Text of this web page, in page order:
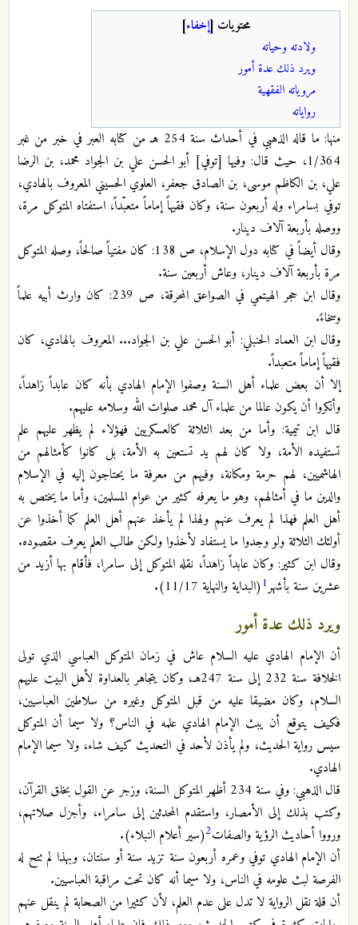
محتويات [إخفاء]
ولادته وحياته
ويرد ذلك عدة أمور
مروياته الفقهية
رواياته
منها: ما قاله الذهبي في أحداث سنة 254 هـ من كتابه العبر في خبر من غبر
1/364، حيث قال: وفيها [توفي] أبو الحسن علي بن الجواد محمد، بن الرضا
علي، بن الكاظم موسى، بن الصادق جعفر، العلوي الحسيني المعروف بالهادي،
توفي بسامراء وله أربعون سنة، وكان فقيهاً إماماً متعبّداً، استفتاه المتوكل مرة،
ووصله بأربعة آلاف دينار.
وقال أيضاً في كتابه دول الإسلام، ص 138: كان مفتياً صالحاً، وصله المتوكل
مرة بأربعة آلاف دينار، وعاش أربعين سنة.
وقال ابن حجر الهيتمي في الصواعق المحرقة، ص 239: كان وارث أبيه علماً
وسخاءً.
وقال ابن العماد الحنبلي: أبو الحسن علي بن الجواد... المعروف بالهادي، كان
فقيهاً إماماً متعبداً.
إلا أن بعض علماء أهل السنة وصفوا الإمام الهادي بأنه كان عابداً زاهداً،
وأنكروا أن يكون عالما من علماء آل محمد صلوات الله وسلامه عليهم.
قال ابن تيمية: وأما من بعد الثلاثة كالعسكريين فهؤلاء لم يظهر عليهم علم
تستفيده الأمة، ولا كان لهم يد تستعين به الأمة، بل كانوا كأمثالهم من
الهاشميين، لهم حرمة ومكانة، وفيهم من معرفة ما يحتاجون إليه في الإسلام
والدين ما في أمثالهم، وهو ما يعرفه كثير من عوام المسلمين، وأما ما يختص به
أهل العلم فهذا لم يعرف عنهم ولهذا لم يأخذ عنهم أهل العلم كما أخذوا عن
أولئك الثلاثة ولو وجدوا ما يستفاد لأخذوا ولكن طالب العلم يعرف مقصوده.
وقال ابن كثير: وكان عابداً زاهداً، نقله المتوكل إلى سامرا، فأقام بها أزيد من
عشرين سنة بأشهر1(البداية والنهاية 11/17).
ويرد ذلك عدة أمور
أن الإمام الهادي عليه السلام عاش في زمان المتوكل العباسي الذي تولى
الخلافة سنة 232 إلى سنة 247هـ، وكان يتجاهر بالعداوة لأهل البيت عليهم
السلام، وكان مضيقا عليه من قبل المتوكل وغيره من سلاطين العباسيين،
فكيف يتوقع أن يبث الإمام الهادي علمه في الناس؟ ولا سيما أن المتوكل
سيس رواية الحديث، ولم يأذن لأحد في التحديث كيف شاء، ولا سيما الإمام
الهادي.
قال الذهبي: وفي سنة 234 أظهر المتوكل السنة، وزجر عن القول بخلق القرآن،
وكتب بذلك إلى الأمصار، واستقدم المحدثين إلى سامراء، وأجزل صلاتهم،
ورووا أحاديث الرؤية والصفات2(سير أعلام النبلاء).
أن الإمام الهادي توفي وعمره أربعون سنة تزيد سنة أو سنتان، وبهذا لم تتح له
الفرصة لبث علومه في الناس، ولا سيما أنه كان تحت مراقبة العباسيين.
أن قلة نقل الرواية لا تدل على عدم العلم، لأن كثيرا من الصحابة لم ينقل عنهم